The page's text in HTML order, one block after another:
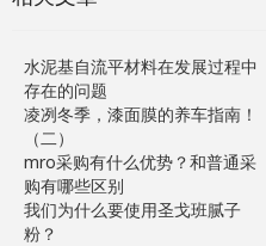
水泥基自流平材料在发展过程中
存在的问题
凌冽冬季，漆面膜的养车指南！
（二）
mro采购有什么优势？和普通采
购有哪些区别
我们为什么要使用圣戈班腻子
粉？